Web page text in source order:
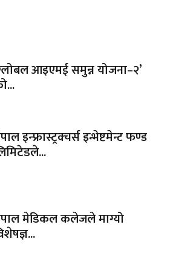
आइएमई समुन्न योजना–२’
इन्फ्रास्ट्रक्चर्स इन्भेष्टमेन्ट फण्ड
मेडिकल कलेजले माग्यो